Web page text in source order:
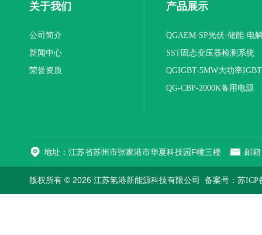
关于我们
公司简介
新闻中心
荣誉资质
产品展示
QGAEM-SP光伏-储能-电
体化测试平台
SST固态变压器检测系统
QGIGBT-5MW大功率
电源
QG-CBP-2000K备用电源
地址：江苏省苏州市张家港市华夏科技园F幢三楼 邮
版权所有 © 2026 江苏氢港新能源科技有限公司 备案号：苏ICP